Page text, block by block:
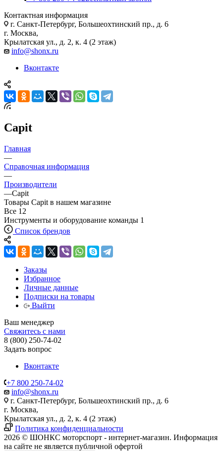
Контактная информация
г. Санкт-Петербург, Большеохтинский пр., д. 6
г. Москва,
Крылатская ул., д. 2, к. 4 (2 этаж)
info@shonx.ru
Вконтакте
Capit
Главная
—
Справочная информация
—
Производители
—Capit
Товары Capit в нашем магазине
Все 12
Инструменты и оборудование команды 1
Список брендов
Заказы
Избранное
Личные данные
Подписки на товары
Выйти
Ваш менеджер
Свяжитесь с нами
8 (800) 250-74-02
Задать вопрос
Вконтакте
+7 800 250-74-02
info@shonx.ru
г. Санкт-Петербург, Большеохтинский пр., д. 6
г. Москва,
Крылатская ул., д. 2, к. 4 (2 этаж)
Политика конфиденциальности
2026 © ШОНКС моторспорт - интернет-магазин. Информация
на сайте не является публичной офертой